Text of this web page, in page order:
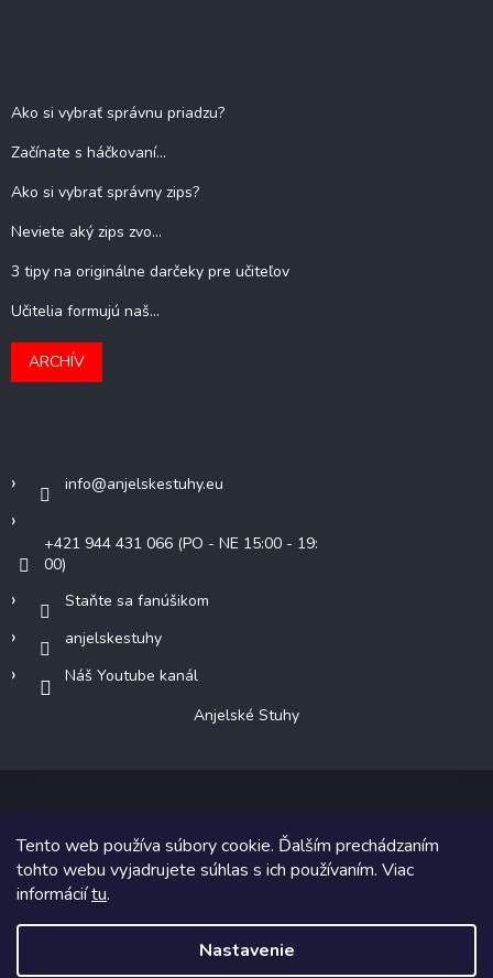
Tento web používa súbory cookie. Ďalším prechádzaním
tohto webu vyjadrujete súhlas s ich používaním. Viac
informáciítu.
Nastavenie
Ako si vybrať správnu priadzu?
Začínate s háčkovaní...
Ako si vybrať správny zips?
Neviete aký zips zvo...
3 tipy na originálne darčeky pre učiteľov
Učitelia formujú naš...
ARCHÍV
info@anjelskestuhy.eu
+421 944 431 066 (PO - NE 15:00 - 19:
00)
Staňte sa fanúšikom
anjelskestuhy
Náš Youtube kanál
Anjelské Stuhy
Copyright 2026Anjelské Stuhy. Všetky práva vyhradené.
Grafický návrh vytvoril a na Shoptet implementoval
Shoptetak.cz.